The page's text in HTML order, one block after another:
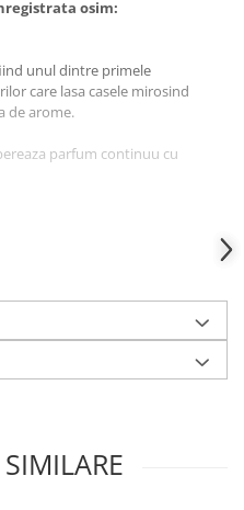
osim:
unul dintre primele
care lasa casele mirosind
de arome.
parfum continuu cu
plcuta, relaxanta si
de plastic. Dupa aceea
ce absorb parfumul vor
casa!